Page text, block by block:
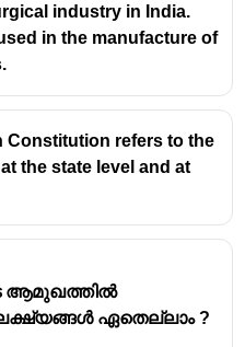
യുദ്ധം, ബാഹ്യമായ
സായുധകലാപം
രാഷ്ട്രപതിക്ക്
ദേശീയ
യഥാർത്ഥ
(1978) പ്രകാരം,
പ്രഖ്യാപിക്കുന്നതിന്
industry in India.
in the manufacture of
Constitution refers to the
the state level and at
ആമുഖത്തിൽ
ലക്ഷ്യങ്ങൾ ഏതെല്ലാം ?